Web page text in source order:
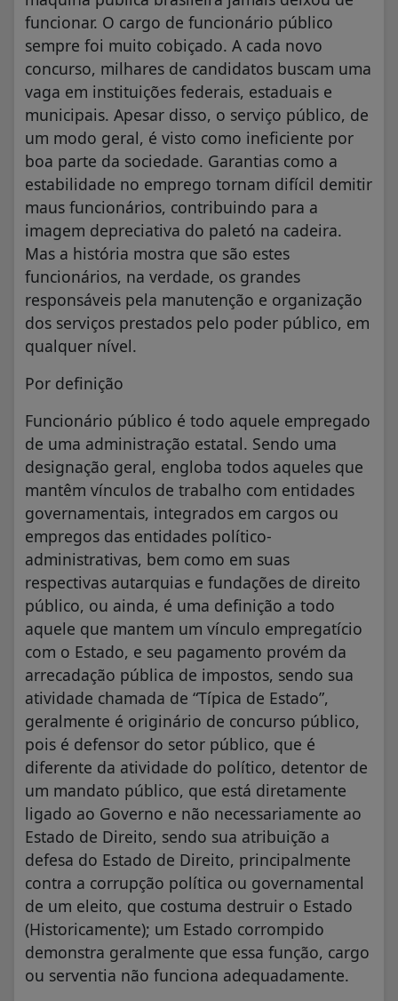
funcionar. O cargo de funcionário público
sempre foi muito cobiçado. A cada novo
concurso, milhares de candidatos buscam uma
vaga em instituições federais, estaduais e
municipais. Apesar disso, o serviço público, de
um modo geral, é visto como ineficiente por
boa parte da sociedade. Garantias como a
estabilidade no emprego tornam difícil demitir
maus funcionários, contribuindo para a
imagem depreciativa do paletó na cadeira.
Mas a história mostra que são estes
funcionários, na verdade, os grandes
responsáveis pela manutenção e organização
dos serviços prestados pelo poder público, em
qualquer nível.
Por definição
Funcionário público é todo aquele empregado
de uma administração estatal. Sendo uma
designação geral, engloba todos aqueles que
mantêm vínculos de trabalho com entidades
governamentais, integrados em cargos ou
empregos das entidades político-
administrativas, bem como em suas
respectivas autarquias e fundações de direito
público, ou ainda, é uma definição a todo
aquele que mantem um vínculo empregatício
com o Estado, e seu pagamento provém da
arrecadação pública de impostos, sendo sua
atividade chamada de “Típica de Estado”,
geralmente é originário de concurso público,
pois é defensor do setor público, que é
diferente da atividade do político, detentor de
um mandato público, que está diretamente
ligado ao Governo e não necessariamente ao
Estado de Direito, sendo sua atribuição a
defesa do Estado de Direito, principalmente
contra a corrupção política ou governamental
de um eleito, que costuma destruir o Estado
(Historicamente); um Estado corrompido
demonstra geralmente que essa função, cargo
ou serventia não funciona adequadamente.